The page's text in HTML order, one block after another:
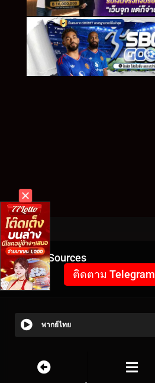
Video Sources
ติดตาม Telegram
พากย์ไทย